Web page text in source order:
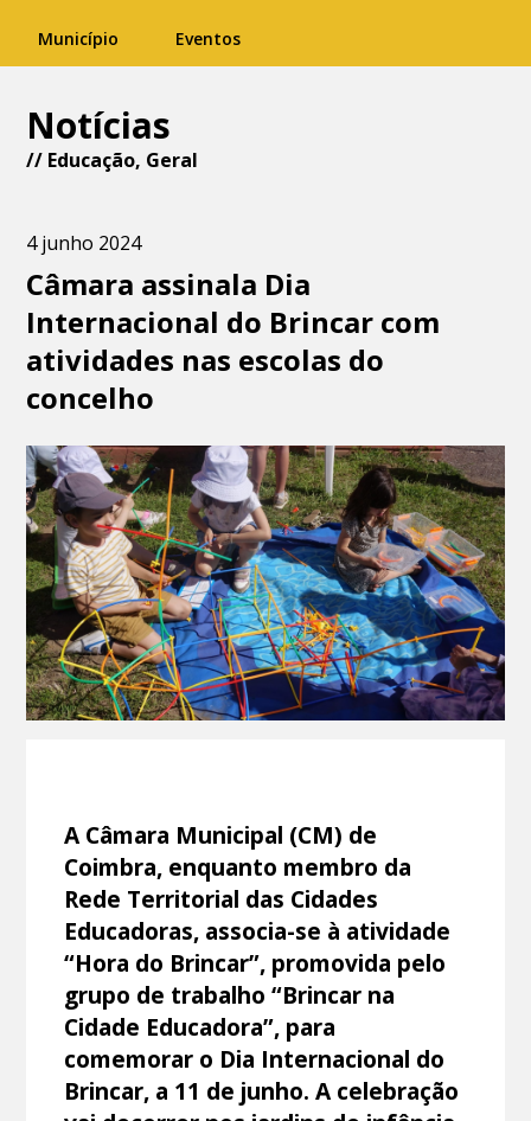
Município Eventos
Notícias
// Educação, Geral
4 junho 2024
Câmara assinala Dia
Internacional do Brincar com
atividades nas escolas do
concelho
A Câmara Municipal (CM) de
Coimbra, enquanto membro da
Rede Territorial das Cidades
Educadoras, associa-se à atividade
“Hora do Brincar”, promovida pelo
grupo de trabalho “Brincar na
Cidade Educadora”, para
comemorar o Dia Internacional do
Brincar, a 11 de junho. A celebração